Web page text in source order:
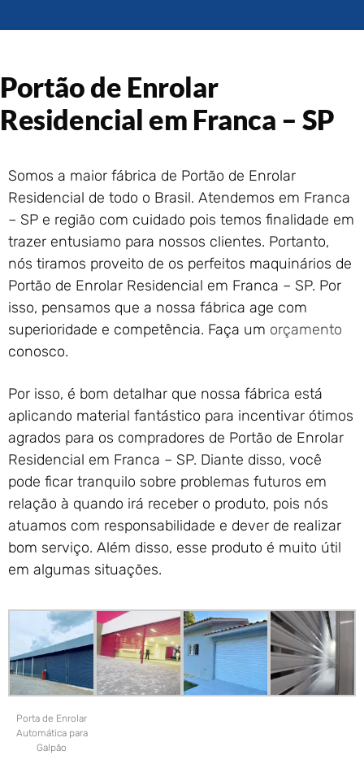
Enrolar em Rio das Ostras –
Enrolar em Queimados – RJ
Portão de Garagem de
Enrolar em Petrópolis – RJ
Enrolar em Nova Iguaçu – RJ
Portão de Garagem de
Enrolar em Nova Friburgo –
RJ
Portão de Enrolar
Residencial em Franca – SP
Somos a maior fábrica de Portão de Enrolar
Residencial de todo o Brasil. Atendemos em Franca
– SP e região com cuidado pois temos finalidade em
trazer entusiamo para nossos clientes. Portanto,
nós tiramos proveito de os perfeitos maquinários de
Portão de Enrolar Residencial em Franca – SP. Por
isso, pensamos que a nossa fábrica age com
superioridade e competência. Faça um orçamento
conosco.
Por isso, é bom detalhar que nossa fábrica está
aplicando material fantástico para incentivar ótimos
agrados para os compradores de Portão de Enrolar
Residencial em Franca – SP. Diante disso, você
pode ficar tranquilo sobre problemas futuros em
relação à quando irá receber o produto, pois nós
atuamos com responsabilidade e dever de realizar
bom serviço. Além disso, esse produto é muito útil
em algumas situações.
Porta de Enrolar
Automática para
Galpão